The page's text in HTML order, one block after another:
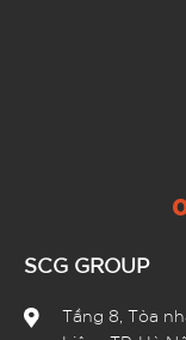
SCG GROUP
Tầng 8, Tòa